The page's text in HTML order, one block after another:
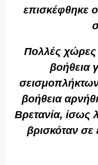
επισκέφθηκε
Πολλές
βοήθεια
βοήθεια
Βρετανία, ίσως
βρισκόταν σε